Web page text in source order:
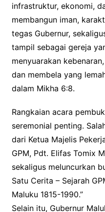
infrastruktur, ekonomi,
membangun iman,
tegas Gubernur,
tampil sebagai gereja
menyuarakan
dan membela yang
dalam Mikha 6:8.
Rangkaian acara
seremonial penting.
dari Ketua Majelis
GPM, Pdt. Elifas Tomix
sekaligus meluncurkan
Satu Cerita – Sejarah
Maluku 1815-1990.”
Selain itu, Gubernur